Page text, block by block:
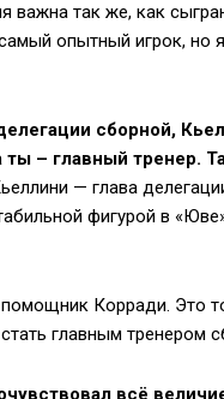
важна так же, как
опытный игрок, но
сборной,
– главный тренер.
— глава
фигурой в
Корради. Это
главным тренером